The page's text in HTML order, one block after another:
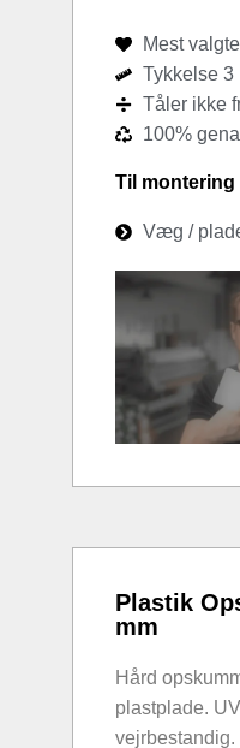
Mest
Tykkelse 3
Tåler ikke
100%
Til montering
Væg /
Plastik
mm
Hård
plastplade.